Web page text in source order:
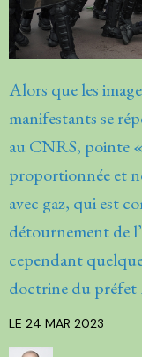
Alors que les
manifestants se
au CNRS, pointe
proportionnée et
avec gaz, qui est
détournement de
cependant
doctrine du préfet
LE 24 MAR 2023